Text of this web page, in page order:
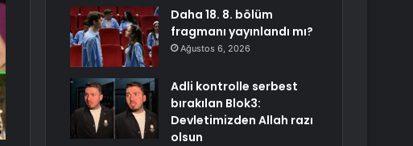
Daha 18. 8. bölüm
fragmanı yayınlandı mı?
Ağustos 6, 2026
Adli kontrolle serbest
bırakılan Blok3:
Devletimizden Allah razı
olsun